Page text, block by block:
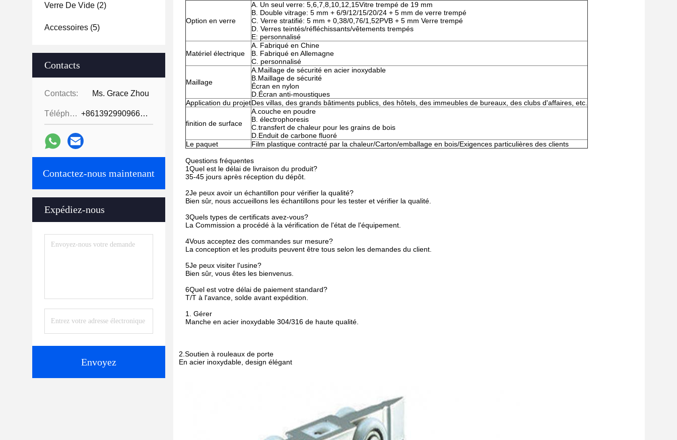
Verre De Vide (2)
Accessoires (5)
Contacts
Contacts: Ms. Grace Zhou
Téléphone: +8613929909663--13690711186
Contactez-nous maintenant
Expédiez-nous
Envoyez
Option en verre
A. Un seul verre: 5,6,7,8,10,12,15Vitre trempé de 19 mm
B. Double vitrage: 5 mm + 6/9/12/15/20/24 + 5 mm de verre trempé
C. Verre stratifié: 5 mm + 0,38/0,76/1,52PVB + 5 mm Verre trempé
D. Verres teintés/réfléchissants/vêtements trempés
E: personnalisé
Matériel électrique
A. Fabriqué en Chine
B. Fabriqué en Allemagne
C. personnalisé
Maillage
A.Maillage de sécurité en acier inoxydable
B.Maillage de sécurité
Écran en nylon
D.Écran anti-moustiques
Application du projetDes villas, des grands bâtiments publics, des hôtels, des immeubles de bureaux, des clubs d'affaires, etc.
finition de surface
A.couche en poudre
B. électrophoresis
C.transfert de chaleur pour les grains de bois
D.Enduit de carbone fluoré
Le paquet
Film plastique contracté par la chaleur/Carton/emballage en bois/Exigences particulières des clients
Questions fréquentes
1Quel est le délai de livraison du produit?
35-45 jours après réception du dépôt.
2Je peux avoir un échantillon pour vérifier la qualité?
Bien sûr, nous accueillons les échantillons pour les tester et vérifier la qualité.
3Quels types de certificats avez-vous?
La Commission a procédé à la vérification de l'état de l'équipement.
4Vous acceptez des commandes sur mesure?
La conception et les produits peuvent être tous selon les demandes du client.
5Je peux visiter l'usine?
Bien sûr, vous êtes les bienvenus.
6Quel est votre délai de paiement standard?
T/T à l'avance, solde avant expédition.
1. Gérer
Manche en acier inoxydable 304/316 de haute qualité.
2.Soutien à rouleaux de porte
En acier inoxydable, design élégant